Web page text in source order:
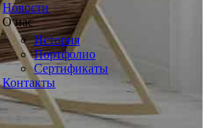
Новости
О нас
История
Портфолио
Сертификаты
Контакты